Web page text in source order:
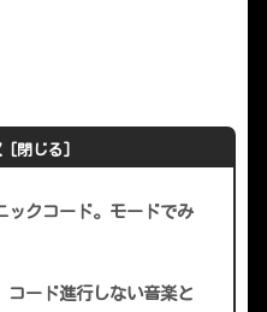
ックコード。モードでみ
コード進行しない音楽と